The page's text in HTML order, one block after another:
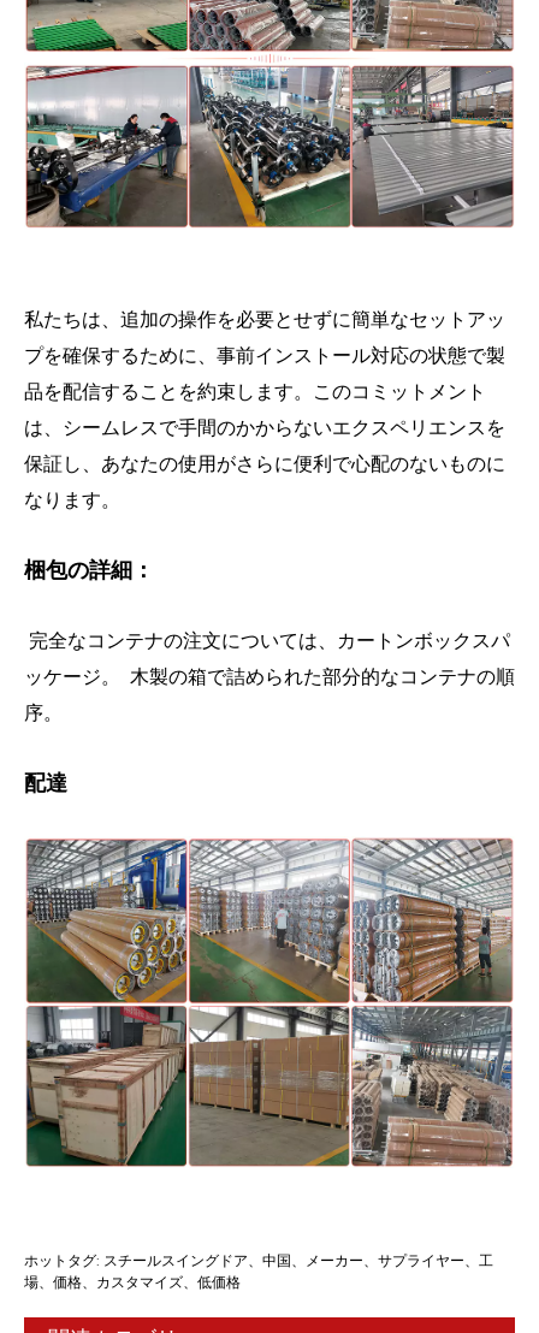
私たちは、追加の操作を必要とせずに簡単なセットアッ
プを確保するために、事前インストール対応の状態で製
品を配信することを約束します。このコミットメント
は、シームレスで手間のかからないエクスペリエンスを
保証し、あなたの使用がさらに便利で心配のないものに
なります。
梱包の詳細：
完全なコンテナの注文については、カートンボックスパ
ッケージ。 木製の箱で詰められた部分的なコンテナの順
序。
配達
ホットタグ: スチールスイングドア、中国、メーカー、サプライヤー、工
場、価格、カスタマイズ、低価格